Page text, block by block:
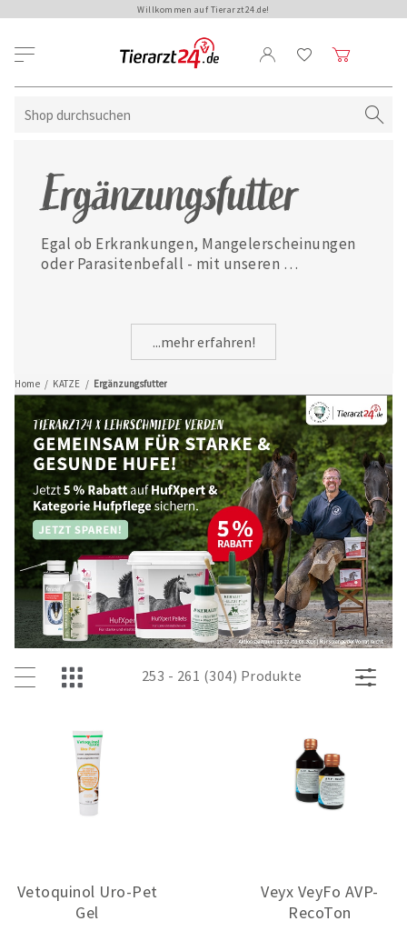
Willkommen auf Tierarzt24.de!
Home / KATZE / Ergänzungsfutter
Ergänzungsfutter
Egal ob Erkrankungen, Mangelerscheinungen
oder Parasitenbefall - mit unseren
...mehr erfahren!
253 - 261 (304) Produkte
Vetoquinol Uro-Pet
Gel
Veyx VeyFo AVP-
RecoTon